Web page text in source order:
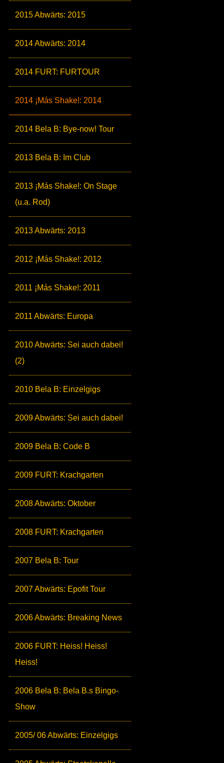
2015 Abwärts: 2015
2014 Abwärts: 2014
2014 FURT: FURTOUR
2014 ¡Más Shake!: 2014
2014 Bela B: Bye-now! Tour
2013 Bela B: Im Club
2013 ¡Más Shake!: On Stage
(u.a. Rod)
2013 Abwärts: 2013
2012 ¡Más Shake!: 2012
2011 ¡Más Shake!: 2011
2011 Abwärts: Europa
2010 Abwärts: Sei auch dabei!
(2)
2010 Bela B: Einzelgigs
2009 Abwärts: Sei auch dabei!
2009 Bela B: Code B
2009 FURT: Krachgarten
2008 Abwärts: Oktober
2008 FURT: Krachgarten
2007 Bela B: Tour
2007 Abwärts: Epofit Tour
2006 Abwärts: Breaking News
2006 FURT: Heiss! Heiss!
Heiss!
2006 Bela B: Bela B.s Bingo-
Show
2005/ 06 Abwärts: Einzelgigs